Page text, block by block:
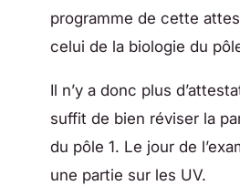
programme de cette
celui de la biologie du
Il n’y a donc plus
suffit de bien réviser la
du pôle 1. Le jour de
une partie sur les UV.